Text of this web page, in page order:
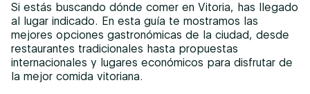
Si estás buscando dónde comer en Vitoria, has llegado
al lugar indicado. En esta guía te mostramos las
mejores opciones gastronómicas de la ciudad, desde
restaurantes tradicionales hasta propuestas
internacionales y lugares económicos para disfrutar de
la mejor comida vitoriana.